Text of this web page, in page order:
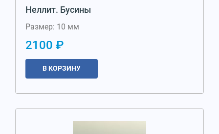
Неллит. Бусины
Размер: 10 мм
2100 ₽
В КОРЗИНУ